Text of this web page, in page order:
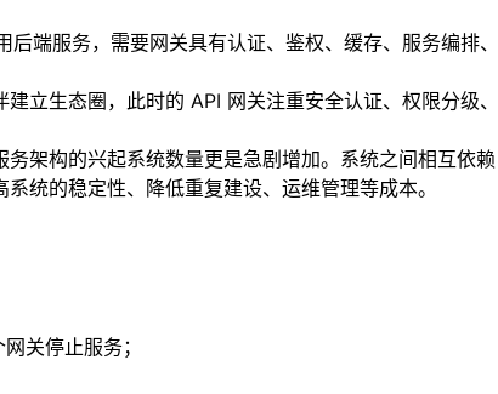
端服务，需要网关具有认证、鉴权、缓存、服务编排、
立生态圈，此时的 API 网关注重安全认证、权限分级
架构的兴起系统数量更是急剧增加。系统之间相互依
统的稳定性、降低重复建设、运维管理等成本。
关停止服务；